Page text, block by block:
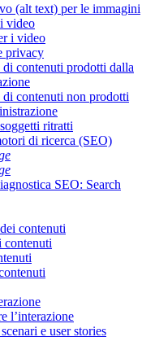
(alt text) per le immagini
video
i video
privacy
contenuti prodotti dalla
contenuti non prodotti
ritratti
di ricerca (SEO)
SEO: Search
contenuti
contenuti
l’interazione
e user stories